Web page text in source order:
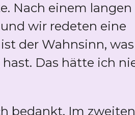
Nach einem langen
wir redeten eine
der Wahnsinn, was
Das hätte ich
bedankt. Im zweiten